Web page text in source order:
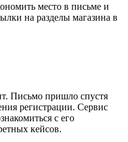
место в письме и
на разделы магазина в
Письмо пришло спустя
регистрации. Сервис
с его
кейсов.